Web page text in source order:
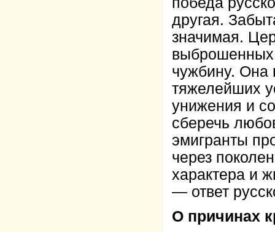
другая.
значимая.
выброшенных
чужбину. Она
тяжелейших
унижения и
сберечь
эмигранты
через
характера и
— ответ
О причинах